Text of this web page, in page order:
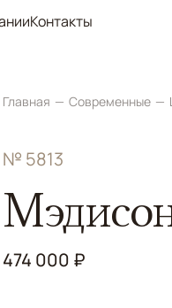
Контакты
Главная Современные
№ 5813
474 000 ₽